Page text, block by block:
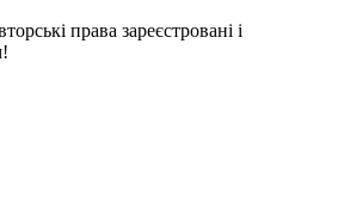
права зареєстровані і